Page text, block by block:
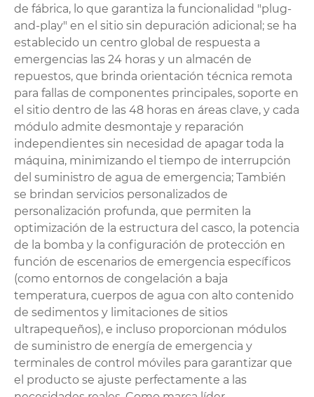
de fábrica, lo que garantiza la funcionalidad "plug-
and-play" en el sitio sin depuración adicional; se ha
establecido un centro global de respuesta a
emergencias las 24 horas y un almacén de
repuestos, que brinda orientación técnica remota
para fallas de componentes principales, soporte en
el sitio dentro de las 48 horas en áreas clave, y cada
módulo admite desmontaje y reparación
independientes sin necesidad de apagar toda la
máquina, minimizando el tiempo de interrupción
del suministro de agua de emergencia; También
se brindan servicios personalizados de
personalización profunda, que permiten la
optimización de la estructura del casco, la potencia
de la bomba y la configuración de protección en
función de escenarios de emergencia específicos
(como entornos de congelación a baja
temperatura, cuerpos de agua con alto contenido
de sedimentos y limitaciones de sitios
ultrapequeños), e incluso proporcionan módulos
de suministro de energía de emergencia y
terminales de control móviles para garantizar que
el producto se ajuste perfectamente a las